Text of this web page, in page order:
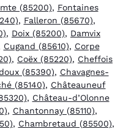
(85200), Fontaines
, Falleron (85670),
, Doix (85200), Damvix
Cugand (85610), Corpe
, Coëx (85220), Cheffois
(85390), Chavagnes-
(85140), Châteauneuf
, Château-d’Olonne
, Chantonnay (85110),
, Chambretaud (85500),